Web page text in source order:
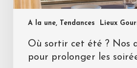
A la une, Tendances Lieux
Où sortir cet été ? Nos
pour prolonger les